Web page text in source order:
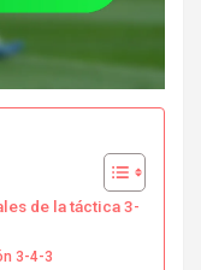
de la táctica 3-
3-4-3